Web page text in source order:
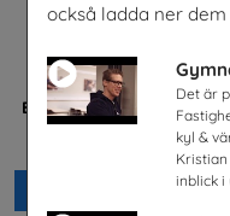
också ladda ner dem
Det är
kyl &
inblick i
Betald praktik som
(Plansch)
Tekniksprånget
Beställ 0kr